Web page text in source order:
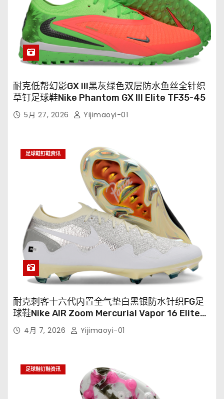
耐克低帮幻影GX III黑灰绿色双层防水鱼丝全针织
草钉足球鞋Nike Phantom GX III Elite TF35-45
5月 27, 2026 Yijimaoyi-01
足球鞋钉鞋资讯
耐克刺客十六代内置全气垫白黑银防水针织FG足
球鞋Nike AIR Zoom Mercurial Vapor 16 Elite
XXV FG35-45
4月 7, 2026 Yijimaoyi-01
足球鞋钉鞋资讯